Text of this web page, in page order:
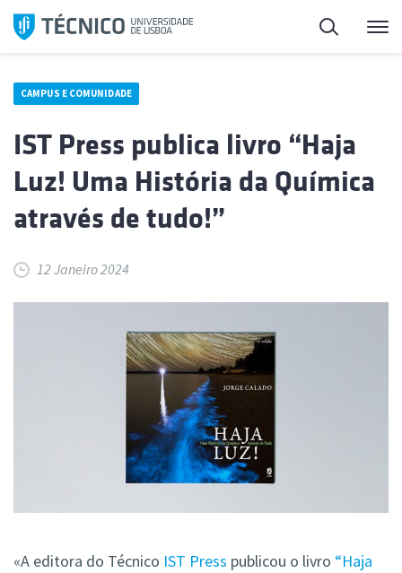
Saltar
para
Pesquisa
CAMPUS E COMUNIDADE
IST Press publica livro “Haja
Luz! Uma História da Química
através de tudo!”
12 Janeiro 2024
«A editora do Técnico IST Press publicou o livro “Haja